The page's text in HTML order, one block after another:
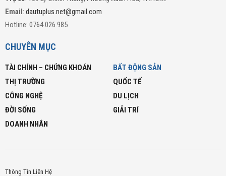
Email: dautuplus.net@gmail.com
Hotline: 0764.026.985
CHUYÊN MỤC
TÀI CHÍNH – CHỨNG KHOÁN
BẤT ĐỘNG SẢN
THỊ TRƯỜNG
QUỐC TẾ
CÔNG NGHỆ
DU LỊCH
ĐỜI SỐNG
GIẢI TRÍ
DOANH NHÂN
Thông Tin Liên Hệ